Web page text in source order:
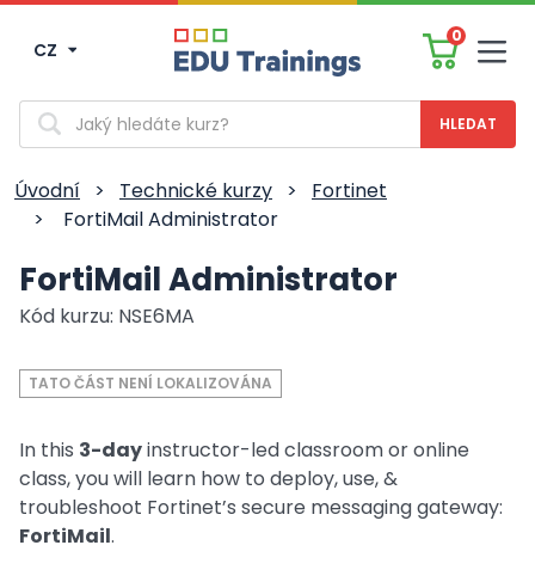
CZ
0
Vyhledávání
Úvodní > Technické kurzy >
Fortinet
>
FortiMail Administrator
FortiMail Administrator
Kód kurzu: NSE6MA
TATO ČÁST NENÍ LOKALIZOVÁNA
In this 3-dayinstructor-led classroom or online
class, you will learn how to deploy, use, &
troubleshoot Fortinet’s secure messaging gateway:
FortiMail.